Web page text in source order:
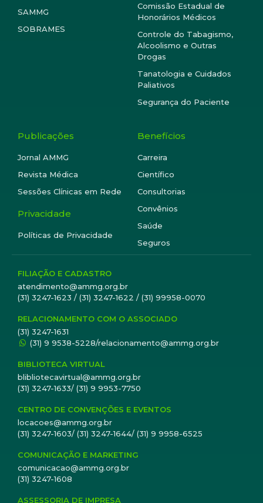
SAMMG
SOBRAMES
Comissão Estadual de
Honorários Médicos
Controle do Tabagismo,
Alcoolismo e Outras
Drogas
Tanatologia e Cuidados
Paliativos
Segurança do Paciente
Publicações
Jornal AMMG
Revista Médica
Sessões Clínicas em Rede
Privacidade
Políticas de Privacidade
Benefícios
Carreira
Científico
Consultorias
Convênios
Saúde
Seguros
FILIAÇÃO E CADASTRO
atendimento@ammg.org.br
(31) 3247-1623 / (31) 3247-1622 / (31) 99958-0070
RELACIONAMENTO COM O ASSOCIADO
(31) 3247-1631
(31) 9 9538-5228/relacionamento@ammg.org.br
BIBLIOTECA VIRTUAL
blibliotecavirtual@ammg.org.br
(31) 3247-1633/ (31) 9 9953-7750
CENTRO DE CONVENÇÕES E EVENTOS
locacoes@ammg.org.br
(31) 3247-1603/ (31) 3247-1644/ (31) 9 9958-6525
COMUNICAÇÃO E MARKETING
comunicacao@ammg.org.br
(31) 3247-1608
ASSESSORIA DE IMPRESA